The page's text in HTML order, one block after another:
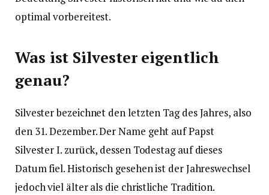
optimal vorbereitest.
Was ist Silvester eigentlich
genau?
Silvester bezeichnet den letzten Tag des Jahres, also
den 31. Dezember. Der Name geht auf Papst
Silvester I. zurück, dessen Todestag auf dieses
Datum fiel. Historisch gesehen ist der Jahreswechsel
jedoch viel älter als die christliche Tradition.